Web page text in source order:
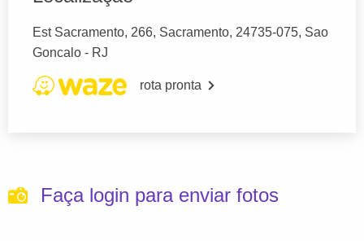
Est Sacramento, 266, Sacramento, 24735-075, Sao
Goncalo - RJ
rota pronta
Faça login para enviar fotos